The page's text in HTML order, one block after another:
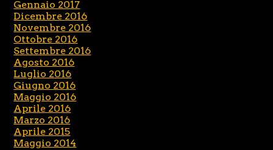
Gennaio 2017
Dicembre 2016
Novembre 2016
Ottobre 2016
Settembre 2016
Agosto 2016
Luglio 2016
Giugno 2016
Maggio 2016
Aprile 2016
Marzo 2016
Aprile 2015
Maggio 2014